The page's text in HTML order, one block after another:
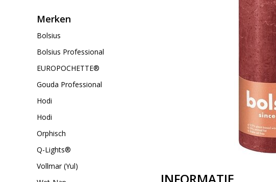
Merken
Bolsius
Bolsius Professional
EUROPOCHETTE®
Gouda Professional
Hodi
Hodi
Orphisch
Q-Lights®
Vollmar (Yul)